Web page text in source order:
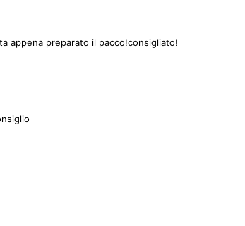
appena preparato il pacco!consigliato!